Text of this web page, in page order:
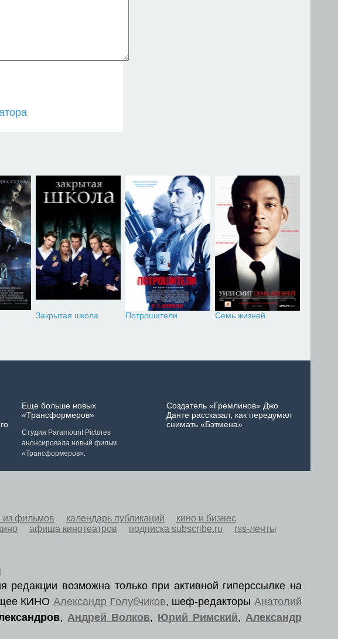
Закрытая школа Потрошители Семь жизней
Еще больше новых
«Трансформеров»
Студия Paramount Pictures
анонсировала новый фильм
«Трансформеров».
Создатель «Гремлинов» Джо
Данте рассказал, как передумал
снимать «Бэтмена»
из фильмов календарь публикаций
кино и бизнес
афиша кинотеатров подписка subscribe.ru
rss-ленты
возможна только при активной гиперссылке на
КИНО Александр Голубчиков, шеф-редакторыАнатолий
,Андрей Волков, Юрий Римский,Александр